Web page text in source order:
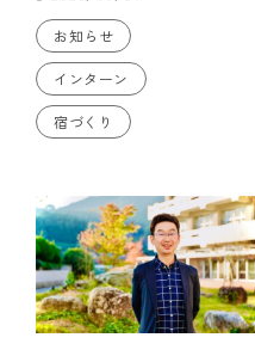
お知らせ
インターン
宿づくり